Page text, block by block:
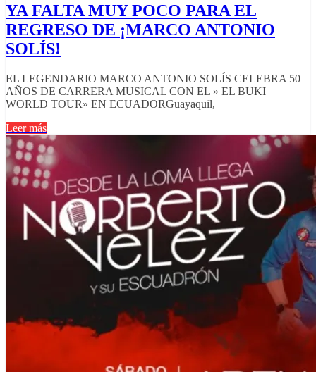
YA FALTA MUY POCO PARA EL
REGRESO DE ¡MARCO ANTONIO
SOLÍS!
EL LEGENDARIO MARCO ANTONIO SOLÍS CELEBRA 50
AÑOS DE CARRERA MUSICAL CON EL » EL BUKI
WORLD TOUR» EN ECUADORGuayaquil,
Leer más